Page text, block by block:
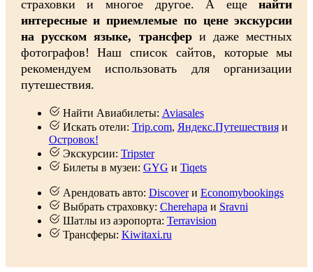
страховки и многое другое. А ещенайти
интересные и приемлемые по цене экскурсии
на русском языке, трансфери даже местных
фотографов! Наш список сайтов, которые мы
рекомендуем использовать для организации
путешествия.
Найти Авиабилеты: Aviasales
Искать отели: Trip.com, Яндекс.Путешествияи
Островок!
Экскурсии: Tripster
Билеты в музеи: GYG и Tiqets
Арендовать авто: Discoverи Economybookings
Выбрать страховку: Cherehapa и Sravni
Шатлы из аэропорта: Terravision
Трансферы: Kiwitaxi.ru